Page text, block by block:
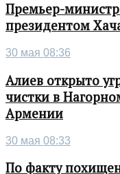
Премьер-
президентом
30 мая 08:36
Алиев открыто
чистки в
Армении
30 мая 08:33
По факту